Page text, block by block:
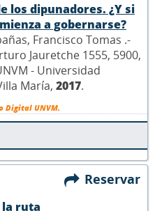
los dipunadores. ¿Y si
a gobernarse?
Francisco Tomas .-
Jauretche 1555, 5900,
- Universidad
María, 2017.
Digital UNVM.
Reservar
la ruta